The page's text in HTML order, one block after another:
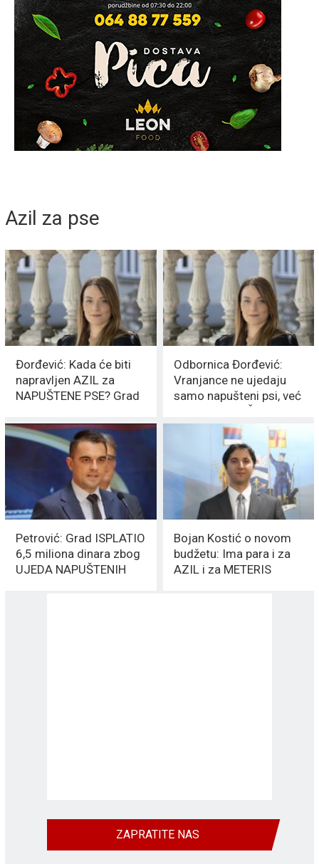
Azil za pse
Đorđević: Kada će biti
napravljen AZIL za
NAPUŠTENE PSE? Grad
Odbornica Đorđević:
Vranjance ne ujedaju
samo napušteni psi, već
i NAPREDNJAČKA
VLAST
Petrović: Grad ISPLATIO
6,5 miliona dinara zbog
UJEDA NAPUŠTENIH
Bojan Kostić o novom
budžetu: Ima para i za
AZIL i za METERIS
ZAPRATITE NAS